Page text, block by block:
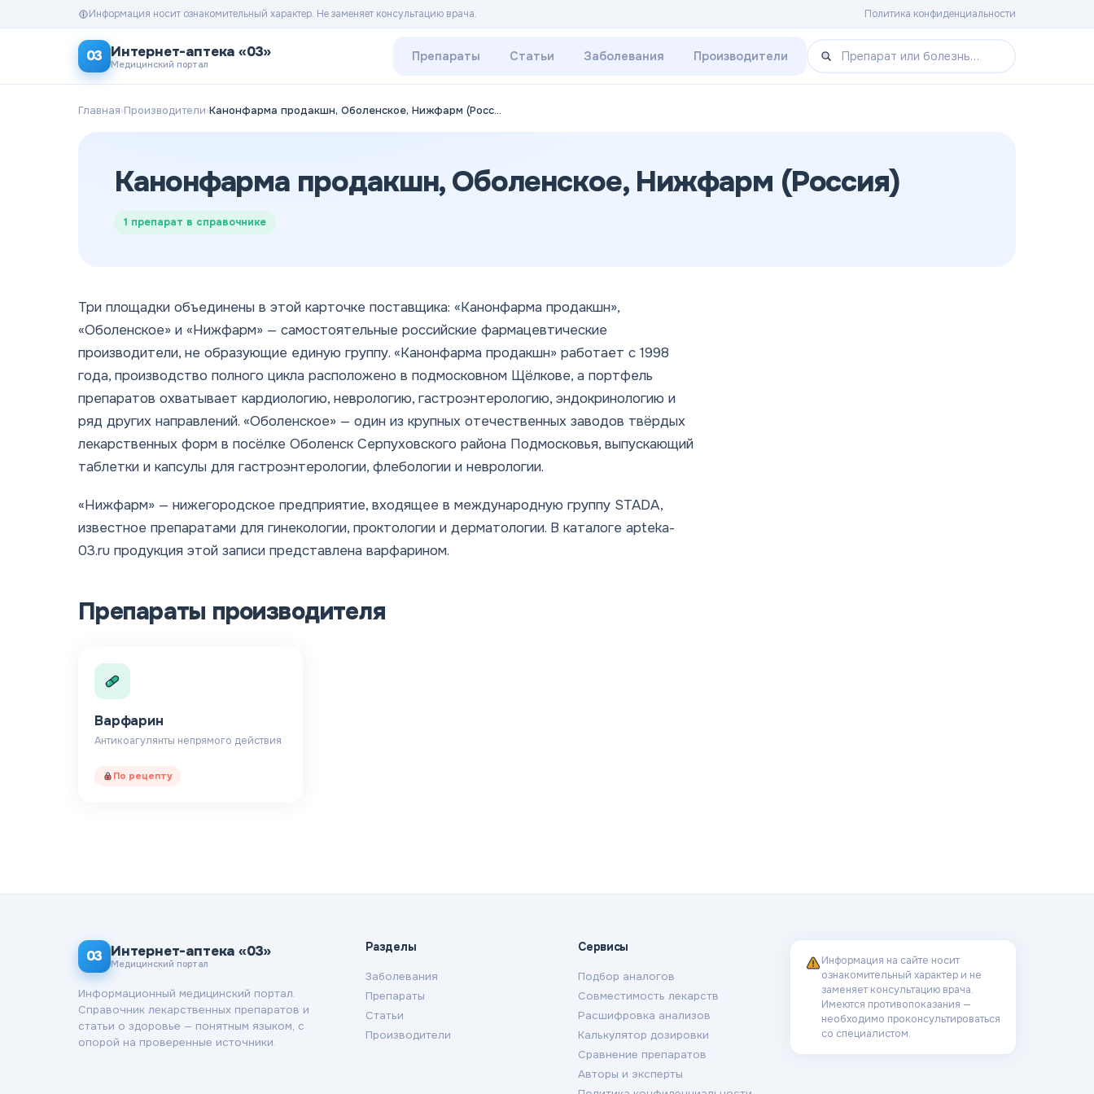
Политика конфиденциальности
Информация носит ознакомительный характер. Не заменяет консультацию врача.
03 Интернет-аптека «03»
Медицинский портал
Препараты Статьи Заболевания Производители
Главная›Производители› Канонфарма продакшн, Оболенское, Нижфарм (Россия)
Канонфарма продакшн, Оболенское, Нижфарм (Россия)
1 препарат в справочнике
Три площадки объединены в этой карточке поставщика: «Канонфарма продакшн»,
«Оболенское» и «Нижфарм» — самостоятельные российские фармацевтические
производители, не образующие единую группу. «Канонфарма продакшн» работает с 1998
года, производство полного цикла расположено в подмосковном Щёлкове, а портфель
препаратов охватывает кардиологию, неврологию, гастроэнтерологию, эндокринологию и
ряд других направлений. «Оболенское» — один из крупных отечественных заводов твёрдых
лекарственных форм в посёлке Оболенск Серпуховского района Подмосковья, выпускающий
таблетки и капсулы для гастроэнтерологии, флебологии и неврологии.
«Нижфарм» — нижегородское предприятие, входящее в международную группу STADA,
известное препаратами для гинекологии, проктологии и дерматологии. В каталоге apteka-
03.ru продукция этой записи представлена варфарином.
Препараты производителя
Варфарин
Антикоагулянты непрямого действия
По рецепту
03 Интернет-аптека «03»
Медицинский портал
Информационный медицинский портал.
Справочник лекарственных препаратов и
статьи о здоровье — понятным языком, с
опорой на проверенные источники.
Разделы
Заболевания
Препараты
Статьи
Производители
Сервисы
Подбор аналогов
Совместимость лекарств
Расшифровка анализов
Калькулятор дозировки
Сравнение препаратов
Авторы и эксперты
Информация на сайте носит
ознакомительный характер и не
заменяет консультацию врача.
Имеются противопоказания —
необходимо проконсультироваться
со специалистом.